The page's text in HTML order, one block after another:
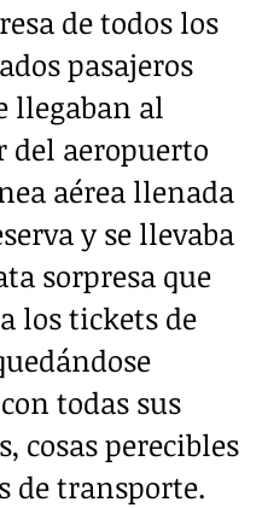
de todos los
pasajeros
llegaban al
del aeropuerto
aérea llenada
y se llevaba
sorpresa que
los tickets de
todas sus
cosas perecibles
de transporte.